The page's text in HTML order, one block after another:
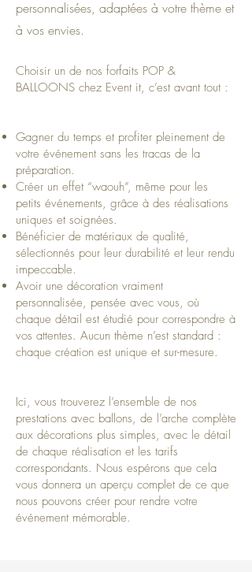
personnalisées, adaptées à votre thème et
à vos envies.
Choisir un de nos forfaits POP &
BALLOONS chez Event it, c’est avant tout :
Gagner du temps et profiter pleinement de
votre événement sans les tracas de la
préparation.
Créer un effet “waouh”, même pour les
petits événements, grâce à des réalisations
uniques et soignées.
Bénéficier de matériaux de qualité,
sélectionnés pour leur durabilité et leur rendu
impeccable.
Avoir une décoration vraiment
personnalisée, pensée avec vous, où
chaque détail est étudié pour correspondre à
vos attentes. Aucun thème n’est standard :
chaque création est unique et sur-mesure.
Ici, vous trouverez l’ensemble de nos
prestations avec ballons, de l’arche complète
aux décorations plus simples, avec le détail
de chaque réalisation et les tarifs
correspondants. Nous espérons que cela
vous donnera un aperçu complet de ce que
nous pouvons créer pour rendre votre
événement mémorable.